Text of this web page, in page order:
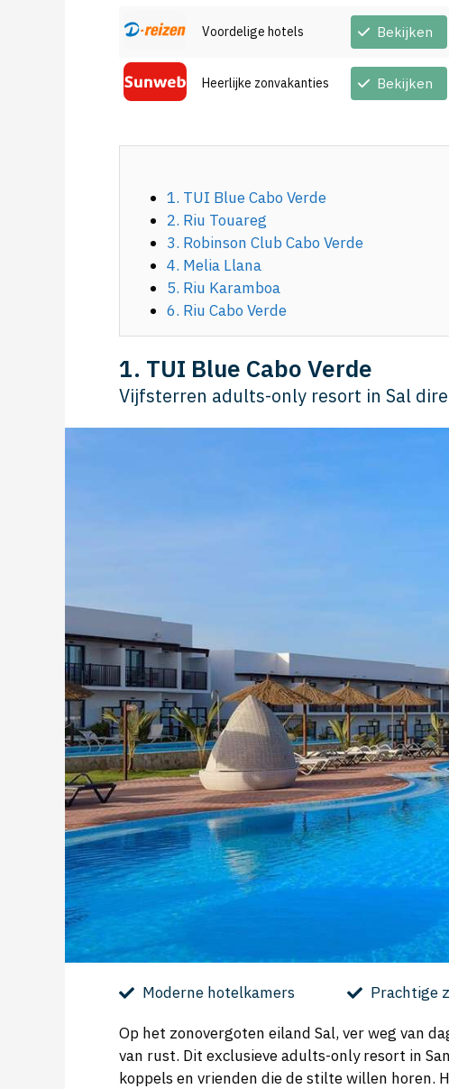
Voordelige hotels Bekijken
Heerlijke zonvakanties Bekijken
1. TUI Blue Cabo Verde
2. Riu Touareg
3. Robinson Club Cabo Verde
4. Melia Llana
5. Riu Karamboa
6. Riu Cabo Verde
1. TUI Blue Cabo Verde
Vijfsterren adults-only resort in Sal
Moderne hotelkamers Prachtige
Op het zonovergoten eiland Sal, ver weg van
van rust. Dit exclusieve adults-only resort in
koppels en vrienden die de stilte willen horen.